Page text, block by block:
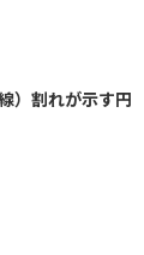
）割れが示す円